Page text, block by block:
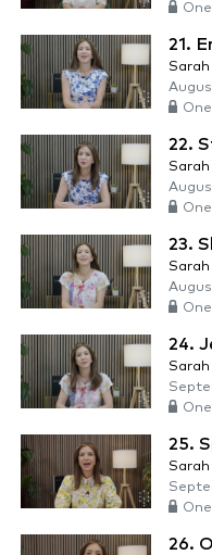
21.
22.
23.
24.
25.
26.